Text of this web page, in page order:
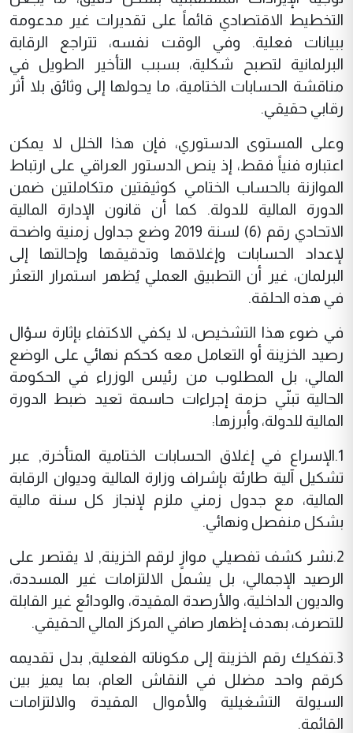
التخطيط الاقتصادي قائماً على تقديرات غير مدعومة
ببيانات فعلية. وفي الوقت نفسه، تتراجع الرقابة
البرلمانية لتصبح شكلية، بسبب التأخير الطويل في
مناقشة الحسابات الختامية، ما يحولها إلى وثائق بلا أثر
رقابي حقيقي.
وعلى المستوى الدستوري، فإن هذا الخلل لا يمكن
اعتباره فنياً فقط، إذ ينص الدستور العراقي على ارتباط
الموازنة بالحساب الختامي كوثيقتين متكاملتين ضمن
الدورة المالية للدولة. كما أن قانون الإدارة المالية
الاتحادي رقم (6) لسنة 2019 وضع جداول زمنية واضحة
لإعداد الحسابات وإغلاقها وتدقيقها وإحالتها إلى
البرلمان، غير أن التطبيق العملي يُظهر استمرار التعثر
في هذه الحلقة.
في ضوء هذا التشخيص، لا يكفي الاكتفاء بإثارة سؤال
رصيد الخزينة أو التعامل معه كحكم نهائي على الوضع
المالي، بل المطلوب من رئيس الوزراء في الحكومة
الحالية تبنّي حزمة إجراءات حاسمة تعيد ضبط الدورة
المالية للدولة، وأبرزها:
1.الإسراع في إغلاق الحسابات الختامية المتأخرة, عبر
تشكيل آلية طارئة بإشراف وزارة المالية وديوان الرقابة
المالية، مع جدول زمني ملزم لإنجاز كل سنة مالية
بشكل منفصل ونهائي.
2.نشر كشف تفصيلي موازٍ لرقم الخزينة, لا يقتصر على
الرصيد الإجمالي، بل يشمل الالتزامات غير المسددة،
والديون الداخلية، والأرصدة المقيدة، والودائع غير القابلة
للتصرف، بهدف إظهار صافي المركز المالي الحقيقي.
3.تفكيك رقم الخزينة إلى مكوناته الفعلية, بدل تقديمه
كرقم واحد مضلل في النقاش العام، بما يميز بين
السيولة التشغيلية والأموال المقيدة والالتزامات
القائمة.